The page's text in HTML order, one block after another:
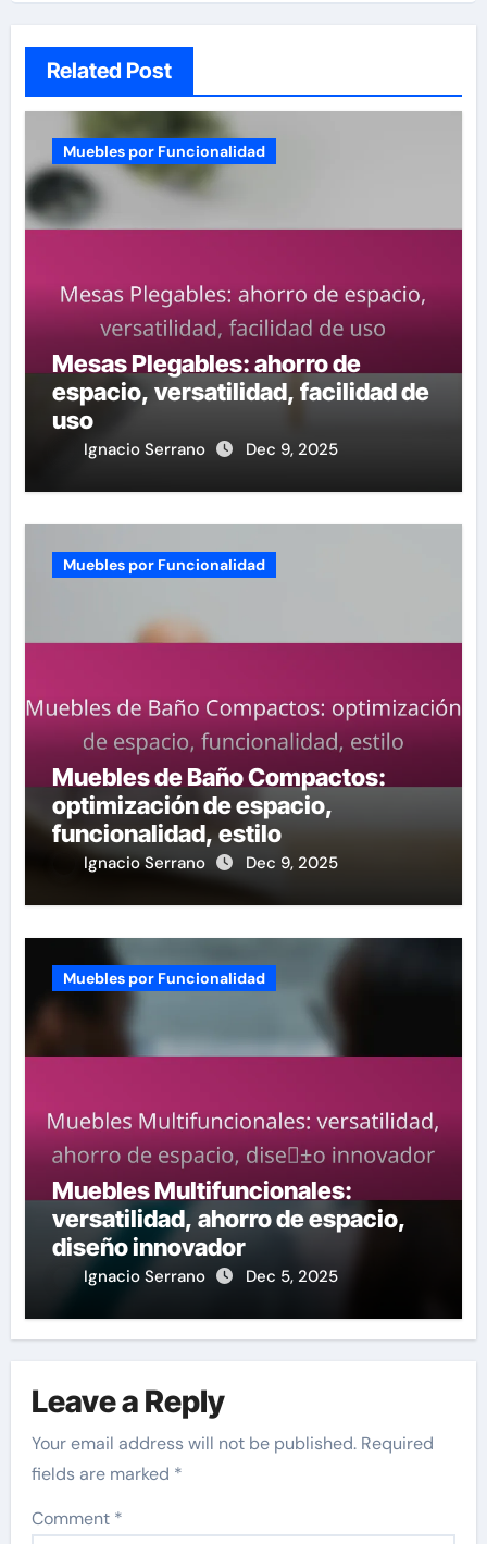
Related Post
Muebles por Funcionalidad
Mesas Plegables: ahorro de
espacio, versatilidad, facilidad de
uso
Ignacio Serrano Dec 9, 2025
Muebles por Funcionalidad
Muebles de Baño Compactos:
optimización de espacio,
funcionalidad, estilo
Ignacio Serrano Dec 9, 2025
Muebles por Funcionalidad
Muebles Multifuncionales:
versatilidad, ahorro de espacio,
diseño innovador
Ignacio Serrano Dec 5, 2025
Leave a Reply
Your email address will not be published. Required
fields are marked *
Comment *